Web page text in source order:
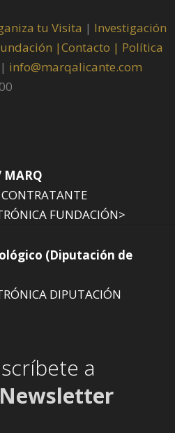
tu Visita | Investigación
|Contacto | Política
| info@marqalicante.com
MARQ
FUNDACIÓN>
(Diputación de
DIPUTACIÓN
a
Newsletter